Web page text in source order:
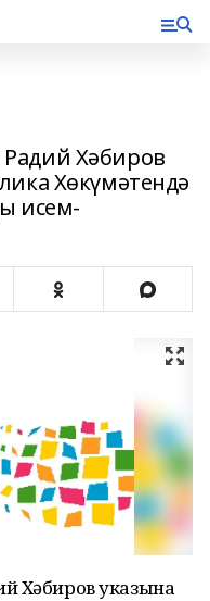
Хәбиров
Хөкүмәтендә
исем-
Хәбиров указына